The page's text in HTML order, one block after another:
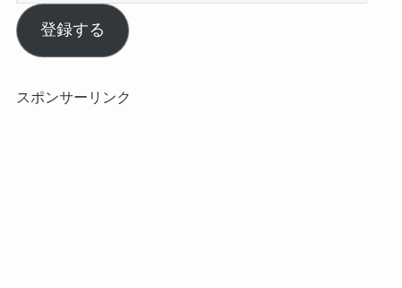
ー
ル
ア
レ
登録する
スポンサーリンク